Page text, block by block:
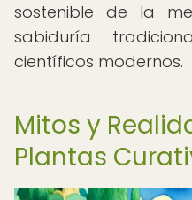
sostenible de la
sabiduría
científicos modernos.
Mitos y
Plantas